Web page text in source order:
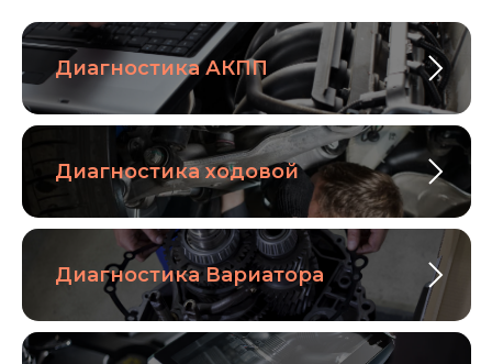
Диагностика АКПП
Диагностика ходовой
Диагностика Вариатора